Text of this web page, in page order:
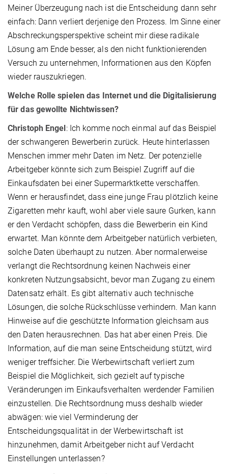
Meiner Überzeugung nach ist die Entscheidung dann sehr
einfach: Dann verliert derjenige den Prozess. Im Sinne einer
Abschreckungsperspektive scheint mir diese radikale
Lösung am Ende besser, als den nicht funktionierenden
Versuch zu unternehmen, Informationen aus den Köpfen
wieder rauszukriegen.
Welche Rolle spielen das Internet und die Digitalisierung
für das gewollte Nichtwissen?
Christoph Engel: Ich komme noch einmal auf das Beispiel
der schwangeren Bewerberin zurück. Heute hinterlassen
Menschen immer mehr Daten im Netz. Der potenzielle
Arbeitgeber könnte sich zum Beispiel Zugriff auf die
Einkaufsdaten bei einer Supermarktkette verschaffen.
Wenn er herausfindet, dass eine junge Frau plötzlich keine
Zigaretten mehr kauft, wohl aber viele saure Gurken, kann
er den Verdacht schöpfen, dass die Bewerberin ein Kind
erwartet. Man könnte dem Arbeitgeber natürlich verbieten,
solche Daten überhaupt zu nutzen. Aber normalerweise
verlangt die Rechtsordnung keinen Nachweis einer
konkreten Nutzungsabsicht, bevor man Zugang zu einem
Datensatz erhält. Es gibt alternativ auch technische
Lösungen, die solche Rückschlüsse verhindern. Man kann
Hinweise auf die geschützte Information gleichsam aus
den Daten herausrechnen. Das hat aber einen Preis. Die
Information, auf die man seine Entscheidung stützt, wird
weniger treffsicher. Die Werbewirtschaft verliert zum
Beispiel die Möglichkeit, sich gezielt auf typische
Veränderungen im Einkaufsverhalten werdender Familien
einzustellen. Die Rechtsordnung muss deshalb wieder
abwägen: wie viel Verminderung der
Entscheidungsqualität in der Werbewirtschaft ist
hinzunehmen, damit Arbeitgeber nicht auf Verdacht
Einstellungen unterlassen?